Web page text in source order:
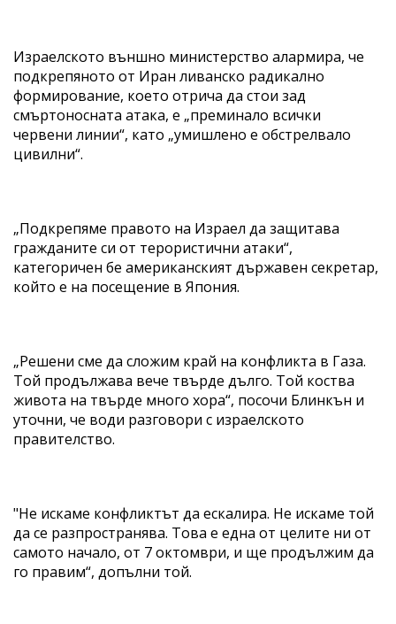
Израелското външно министерство алармира, че
подкрепяното от Иран ливанско радикално
формирование, което отрича да стои зад
смъртоносната атака, е „преминало всички
червени линии“, като „умишлено е обстрелвало
цивилни“.
„Подкрепяме правото на Израел да защитава
гражданите си от терористични атаки“,
категоричен бе американският държавен секретар,
който е на посещение в Япония.
„Решени сме да сложим край на конфликта в Газа.
Той продължава вече твърде дълго. Той коства
живота на твърде много хора“, посочи Блинкън и
уточни, че води разговори с израелското
правителство.
"Не искаме конфликтът да ескалира. Не искаме той
да се разпространява. Това е една от целите ни от
самото начало, от 7 октомври, и ще продължим да
го правим“, допълни той.